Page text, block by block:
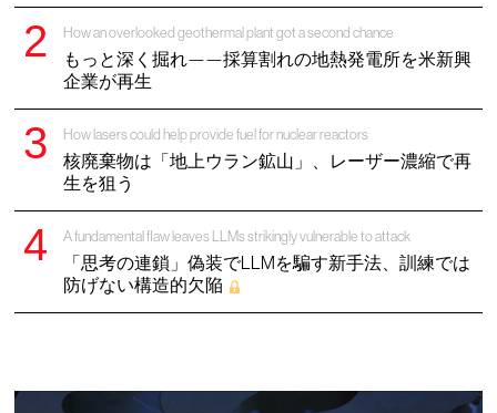
How an overlooked geothermal plant got a second chance
もっと深く掘れ——採算割れの地熱発電所を米新興
企業が再生
How lasers could help provide fuel for nuclear reactors
核廃棄物は「地上ウラン鉱山」、レーザー濃縮で再
生を狙う
A fundamental flaw leaves LLMs strikingly vulnerable to attack
「思考の連鎖」偽装でLLMを騙す新手法、訓練では
防げない構造的欠陥